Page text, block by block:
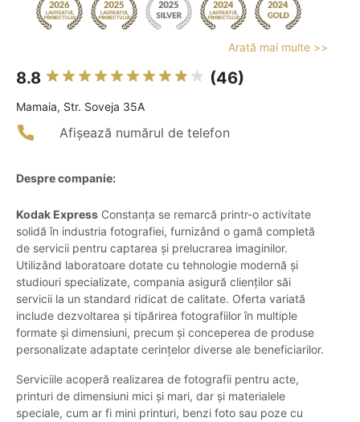
Arată mai multe >>
8.8 (46)
Mamaia, Str. Soveja 35A
Afișează numărul de telefon
Despre companie:
Kodak Express Constanța se remarcă printr-o activitate
solidă în industria fotografiei, furnizând o gamă completă
de servicii pentru captarea și prelucrarea imaginilor.
Utilizând laboratoare dotate cu tehnologie modernă și
studiouri specializate, compania asigură clienților săi
servicii la un standard ridicat de calitate. Oferta variată
include dezvoltarea și tipărirea fotografiilor în multiple
formate și dimensiuni, precum și conceperea de produse
personalizate adaptate cerințelor diverse ale beneficiarilor.
Serviciile acoperă realizarea de fotografii pentru acte,
printuri de dimensiuni mici și mari, dar și materialele
speciale, cum ar fi mini printuri, benzi foto sau poze cu